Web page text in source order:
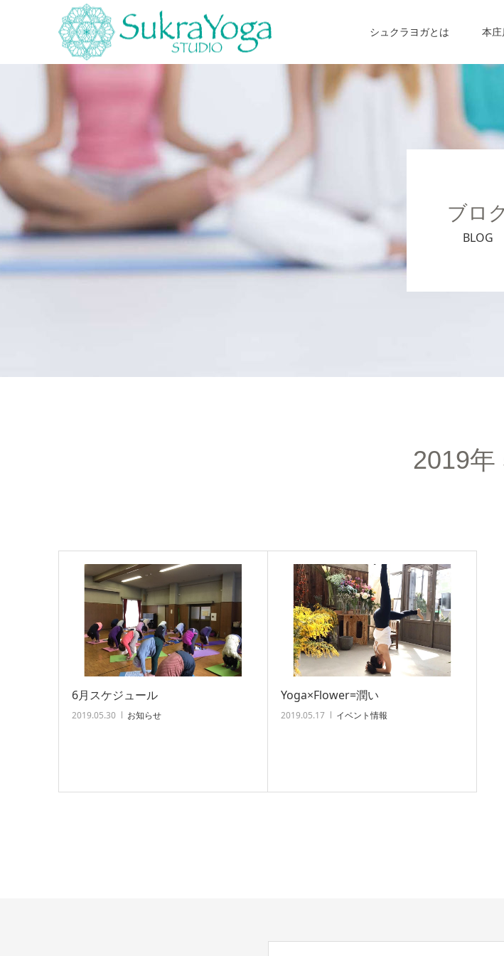
シュクラヨガとは 本
ブロ
BLOG
2019年
6月スケジュール
2019.05.30 お知らせ
Yoga×Flower=潤い
2019.05.17 イベント情報